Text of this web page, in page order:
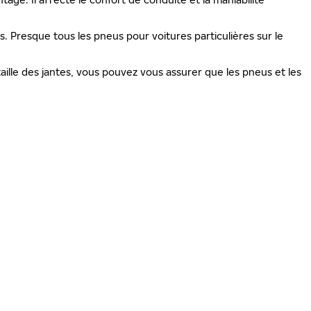
tous les pneus pour voitures particulières sur le
des jantes, vous pouvez vous assurer que les pneus et les